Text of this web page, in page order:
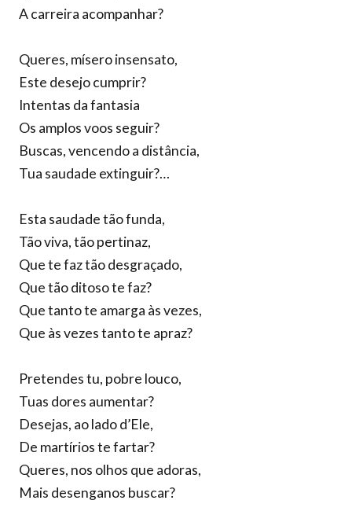
A carreira acompanhar?
Queres, mísero insensato,
Este desejo cumprir?
Intentas da fantasia
Os amplos voos seguir?
Buscas, vencendo a distância,
Tua saudade extinguir?…
Esta saudade tão funda,
Tão viva, tão pertinaz,
Que te faz tão desgraçado,
Que tão ditoso te faz?
Que tanto te amarga às vezes,
Que às vezes tanto te apraz?
Pretendes tu, pobre louco,
Tuas dores aumentar?
Desejas, ao lado d’Ele,
De martírios te fartar?
Queres, nos olhos que adoras,
Mais desenganos buscar?